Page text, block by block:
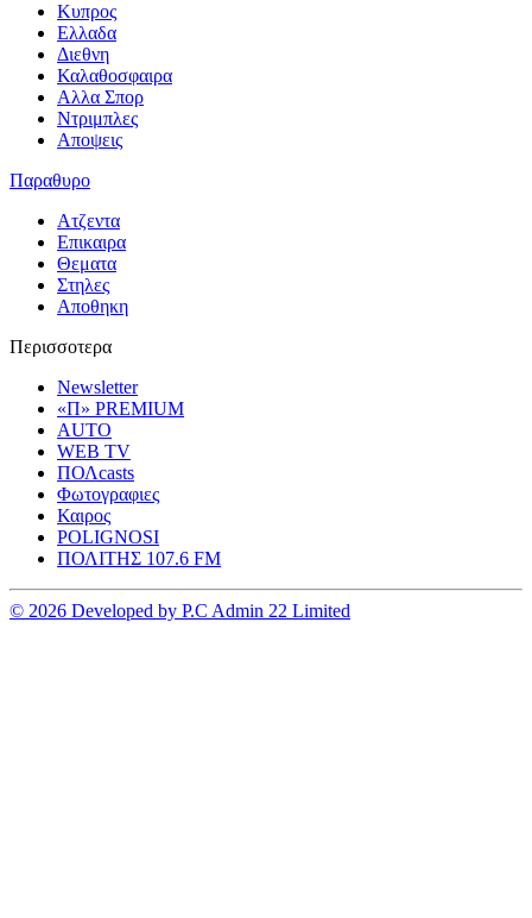
Κυπρος
Ελλαδα
Διεθνη
Καλαθοσφαιρα
Αλλα Σπορ
Ντριμπλες
Αποψεις
Παραθυρο
Ατζεντα
Επικαιρα
Θεματα
Στηλες
Αποθηκη
Περισσοτερα
Newsletter
«Π» PREMIUM
AUTO
WEB TV
ΠΟΛcasts
Φωτογραφιες
Καιρος
POLIGNOSI
ΠΟΛΙΤΗΣ 107.6 FM
© 2026 Developed by P.C Admin 22 Limited